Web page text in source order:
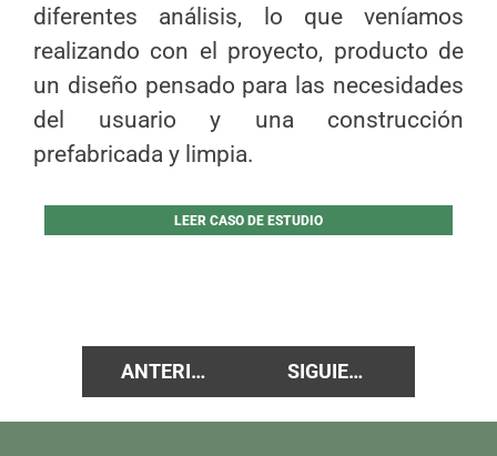
diferentes análisis, lo que veníamos
realizando con el proyecto, producto de
un diseño pensado para las necesidades
del usuario y una construcción
prefabricada y limpia.
LEER CASO DE ESTUDIO
ANTERIOR SIGUIENTE